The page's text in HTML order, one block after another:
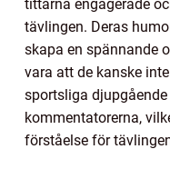
tittarna engagerade
tävlingen. Deras
skapa en spännande
vara att de kanske
sportsliga
kommentatorerna,
förståelse för